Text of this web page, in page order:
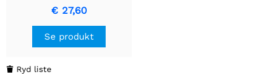
til Raspberry Pi 5,
kompatibel med 2280 /
2260 / 2242 / 2230
størrelse NVMe protokol
NVMe HAT.
€ 27,60
Se produkt
 Ryd liste